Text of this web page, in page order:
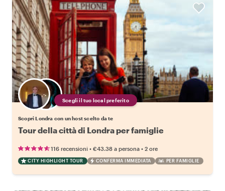
Scegli il tuo local preferito
Scopri Londra con un host scelto da te
Tour della città di Londra per famiglie
116 recensioni • €43.38 a persona • 2 ore
CITY HIGHLIGHT TOUR CONFERMA IMMEDIATA PER FAMIGLIE